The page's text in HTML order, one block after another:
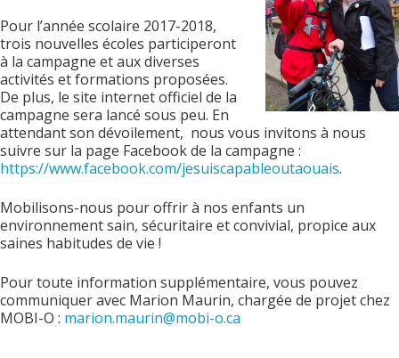
Pour l’année scolaire 2017-2018,
trois nouvelles écoles participeront
à la campagne et aux diverses
activités et formations proposées.
De plus, le site internet officiel de la
campagne sera lancé sous peu. En
attendant son dévoilement, nous vous invitons à nous
suivre sur la page Facebook de la campagne :
https://www.facebook.com/jesuiscapableoutaouais.
Mobilisons-nous pour offrir à nos enfants un
environnement sain, sécuritaire et convivial, propice aux
saines habitudes de vie !
Pour toute information supplémentaire, vous pouvez
communiquer avec Marion Maurin, chargée de projet chez
MOBI-O : marion.maurin@mobi-o.ca